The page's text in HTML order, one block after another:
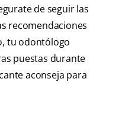
de seguir las
recomendaciones
tu odontólogo
puestas durante
aconseja para